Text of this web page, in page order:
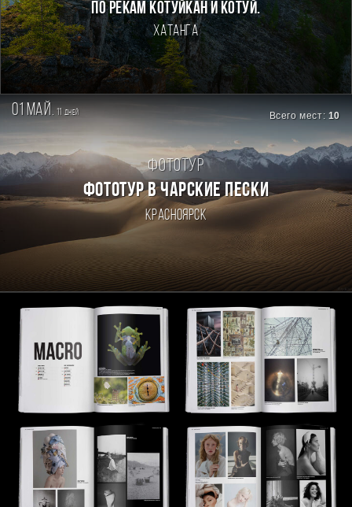
по рекам Котуйкан и Котуй.
Хатанга
01 май. 11 дней Всего мест: 10
Фототур
ФОТОТУР В ЧАРСКИЕ ПЕСКИ
Красноярск